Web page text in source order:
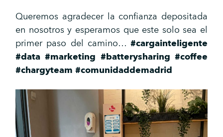
Queremos agradecer la confianza depositada
en nosotros y esperamos que este solo sea el
primer paso del camino… #cargainteligente
#data #marketing #batterysharing #coffee
#chargyteam #comunidaddemadrid